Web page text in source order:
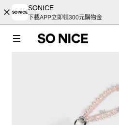
SONICE
下載APP立即領300元購物金